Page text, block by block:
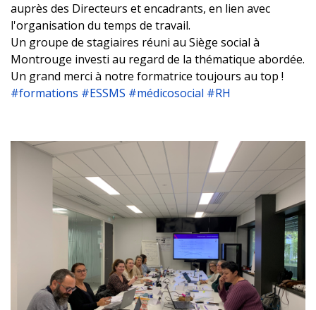
auprès des Directeurs et encadrants, en lien avec
l'organisation du temps de travail.
Un groupe de stagiaires réuni au Siège social à
Montrouge investi au regard de la thématique abordée.
Un grand merci à notre formatrice toujours au top !
#formations #ESSMS #médicosocial #RH